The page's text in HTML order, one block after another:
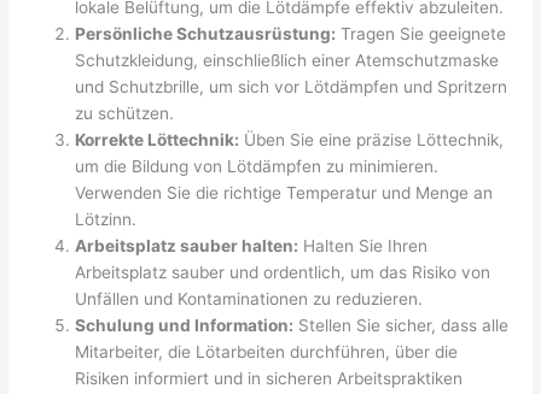
lokale Belüftung, um die Lötdämpfe effektiv abzuleiten.
Persönliche Schutzausrüstung: Tragen Sie geeignete
Schutzkleidung, einschließlich einer Atemschutzmaske
und Schutzbrille, um sich vor Lötdämpfen und Spritzern
zu schützen.
Korrekte Löttechnik: Üben Sie eine präzise Löttechnik,
um die Bildung von Lötdämpfen zu minimieren.
Verwenden Sie die richtige Temperatur und Menge an
Lötzinn.
Arbeitsplatz sauber halten: Halten Sie Ihren
Arbeitsplatz sauber und ordentlich, um das Risiko von
Unfällen und Kontaminationen zu reduzieren.
Schulung und Information: Stellen Sie sicher, dass alle
Mitarbeiter, die Lötarbeiten durchführen, über die
Risiken informiert und in sicheren Arbeitspraktiken